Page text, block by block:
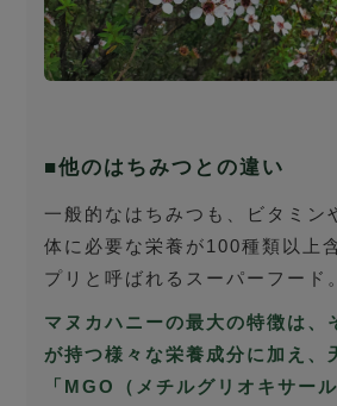
■他のはちみつとの違い
一般的なはちみつも、ビタミン
体に必要な栄養が100種類以上
プリと呼ばれるスーパーフード。
マヌカハニーの最大の特徴は、
が持つ様々な栄養成分に加え、
「MGO（メチルグリオキサー